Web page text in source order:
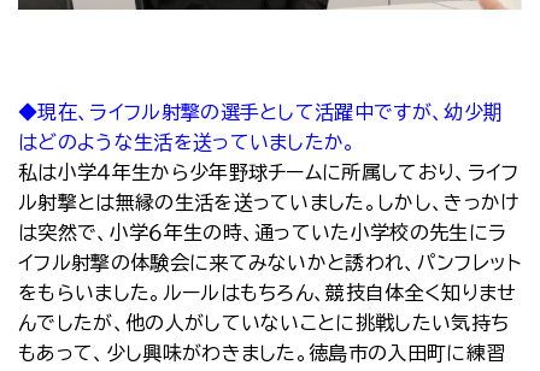
◆現在、ライフル射撃の選手として活躍中ですが、幼少期
はどのような生活を送っていましたか。
私は小学４年生から少年野球チームに所属しており、ライフ
ル射撃とは無縁の生活を送っていました。しかし、きっかけ
は突然で、小学６年生の時、通っていた小学校の先生にラ
イフル射撃の体験会に来てみないかと誘われ、パンフレット
をもらいました。ルールはもちろん、競技自体全く知りませ
んでしたが、他の人がしていないことに挑戦したい気持ち
もあって、少し興味がわきました。徳島市の入田町に練習